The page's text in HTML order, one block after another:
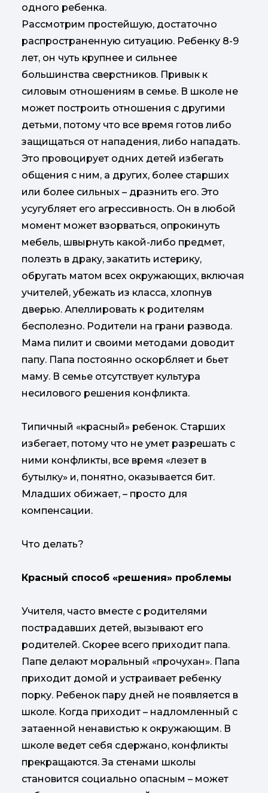
одного ребенка.
Рассмотрим простейшую, достаточно
распространенную ситуацию. Ребенку 8-9
лет, он чуть крупнее и сильнее
большинства сверстников. Привык к
силовым отношениям в семье. В школе не
может построить отношения с другими
детьми, потому что все время готов либо
защищаться от нападения, либо нападать.
Это провоцирует одних детей избегать
общения с ним, а других, более старших
или более сильных – дразнить его. Это
усугубляет его агрессивность. Он в любой
момент может взорваться, опрокинуть
мебель, швырнуть какой-либо предмет,
полезть в драку, закатить истерику,
обругать матом всех окружающих, включая
учителей, убежать из класса, хлопнув
дверью. Апеллировать к родителям
бесполезно. Родители на грани развода.
Мама пилит и своими методами доводит
папу. Папа постоянно оскорбляет и бьет
маму. В семье отсутствует культура
несилового решения конфликта.
Типичный «красный» ребенок. Старших
избегает, потому что не умет разрешать с
ними конфликты, все время «лезет в
бутылку» и, понятно, оказывается бит.
Младших обижает, – просто для
компенсации.
Что делать?
Красный способ «решения» проблемы
Учителя, часто вместе с родителями
пострадавших детей, вызывают его
родителей. Скорее всего приходит папа.
Папе делают моральный «прочухан». Папа
приходит домой и устраивает ребенку
порку. Ребенок пару дней не появляется в
школе. Когда приходит – надломленный с
затаенной ненавистью к окружающим. В
школе ведет себя сдержано, конфликты
прекращаются. За стенами школы
становится социально опасным – может